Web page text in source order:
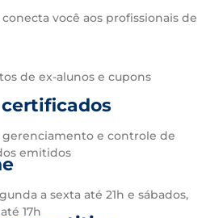
você aos profissionais de
de ex-alunos e cupons
gerenciamento e controle de
emitidos
a sexta até 21h e sábados,
17h